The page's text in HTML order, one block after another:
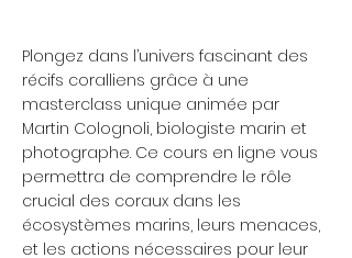
Plongez dans l’univers fascinant des
récifs coralliens grâce à une
masterclass unique animée par
Martin Colognoli, biologiste marin et
photographe. Ce cours en ligne vous
permettra de comprendre le rôle
crucial des coraux dans les
écosystèmes marins, leurs menaces,
et les actions nécessaires pour leur